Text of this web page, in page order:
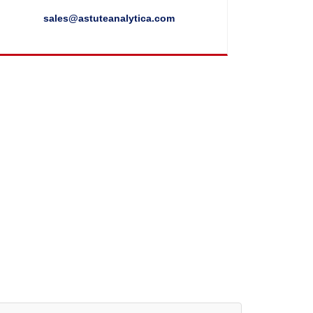
sales@astuteanalytica.com